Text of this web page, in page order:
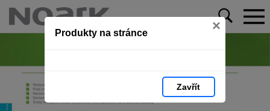
Produkty na stránce ×
Zavřít